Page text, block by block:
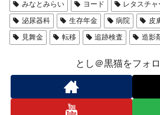
みなとみらい
ヨード レタスチャ
泌尿器科
生存年金 病院 皮
見舞金
転移 追跡検査 造影
とし＠黒猫をフォ